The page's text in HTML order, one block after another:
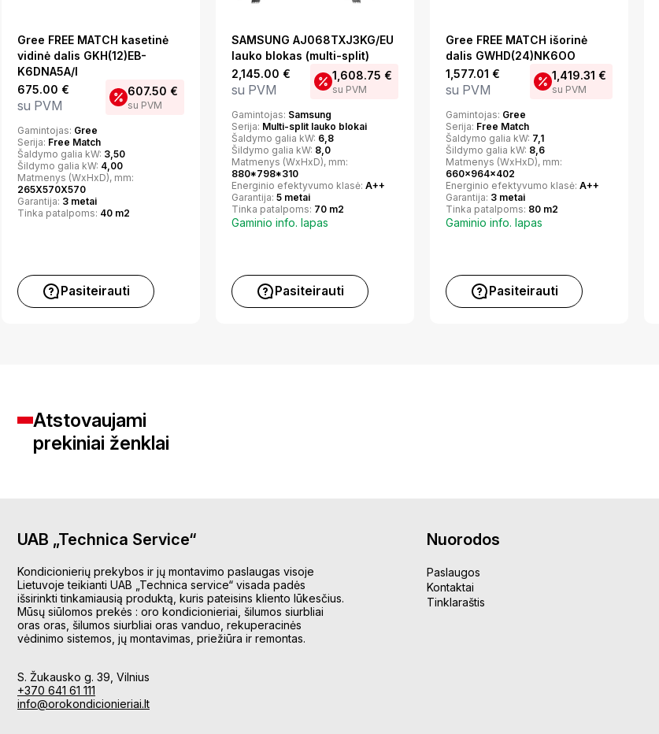
Gree FREE MATCH kasetinė
vidinė dalis GKH(12)EB-
K6DNA5A/I
675.00 €
su PVM
607.50 €
su PVM
Gamintojas: Gree
Serija: Free Match
Šaldymo galia kW: 3,50
Šildymo galia kW: 4,00
Matmenys (WxHxD), mm:
265X570X570
Garantija: 3 metai
Tinka patalpoms: 40 m2
Pasiteirauti
SAMSUNG AJ068TXJ3KG/EU
lauko blokas (multi-split)
2,145.00 €
su PVM
1,608.75 €
su PVM
Gamintojas: Samsung
Serija: Multi-split lauko blokai
Šaldymo galia kW: 6,8
Šildymo galia kW: 8,0
Matmenys (WxHxD), mm:
880*798*310
Energinio efektyvumo klasė: A++
Garantija: 5 metai
Tinka patalpoms: 70 m2
Gaminio info. lapas
Pasiteirauti
Gree FREE MATCH išorinė
dalis GWHD(24)NK6OO
1,577.01 €
su PVM
1,419.31 €
su PVM
Gamintojas: Gree
Serija: Free Match
Šaldymo galia kW: 7,1
Šildymo galia kW: 8,6
Matmenys (WxHxD), mm:
660x964x402
Energinio efektyvumo klasė: A++
Garantija: 3 metai
Tinka patalpoms: 80 m2
Gaminio info. lapas
Pasiteirauti
Atstovaujami
prekiniai ženklai
UAB „Technica Service“
Kondicionierių prekybos ir jų montavimo paslaugas visoje
Lietuvoje teikianti UAB „Technica service“ visada padės
išsirinkti tinkamiausią produktą, kuris pateisins kliento lūkesčius.
Mūsų siūlomos prekės : oro kondicionieriai, šilumos siurbliai
oras oras, šilumos siurbliai oras vanduo, rekuperacinės
vėdinimo sistemos, jų montavimas, priežiūra ir remontas.
S. Žukausko g. 39, Vilnius
+370 641 61 111
info@orokondicionieriai.lt
Nuorodos
Paslaugos
Kontaktai
Tinklaraštis